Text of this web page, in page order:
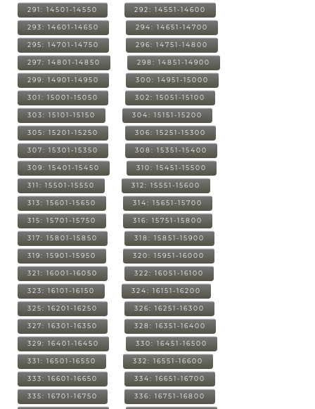
291: 14501-14550 292: 14551-14600
293: 14601-14650 294: 14651-14700
295: 14701-14750 296: 14751-14800
297: 14801-14850 298: 14851-14900
299: 14901-14950 300: 14951-15000
301: 15001-15050 302: 15051-15100
303: 15101-15150 304: 15151-15200
305: 15201-15250 306: 15251-15300
307: 15301-15350 308: 15351-15400
309: 15401-15450 310: 15451-15500
311: 15501-15550 312: 15551-15600
313: 15601-15650 314: 15651-15700
315: 15701-15750 316: 15751-15800
317: 15801-15850 318: 15851-15900
319: 15901-15950 320: 15951-16000
321: 16001-16050 322: 16051-16100
323: 16101-16150 324: 16151-16200
325: 16201-16250 326: 16251-16300
327: 16301-16350 328: 16351-16400
329: 16401-16450 330: 16451-16500
331: 16501-16550 332: 16551-16600
333: 16601-16650 334: 16651-16700
335: 16701-16750 336: 16751-16800